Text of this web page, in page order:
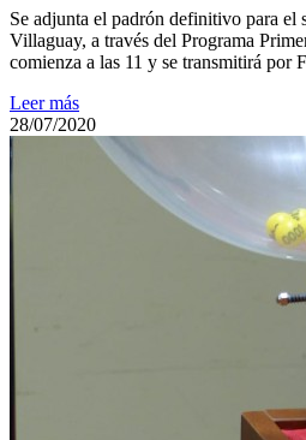
Se adjunta el padrón definitivo para el
Villaguay, a través del Programa
comienza a las 11 y se transmitirá por
Leer más
28/07/2020